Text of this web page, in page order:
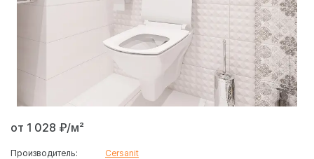
от 1 028 ₽/м²
Производитель:
Cersanit